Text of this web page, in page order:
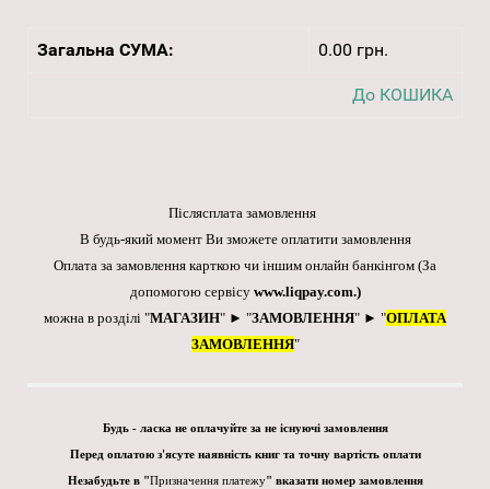
Загальна СУМА: 0.00 грн.
До КОШИКА
Післясплата замовлення
В будь-який момент Ви зможете оплатити замовлення
Оплата за замовлення карткою чи іншим онлайн банкінгом (За
допомогою сервісу www.liqpay.com.)
можна в розділі "МАГАЗИН" ► "ЗАМОВЛЕННЯ" ► "ОПЛАТА
ЗАМОВЛЕННЯ"
Будь - ласка не оплачуйте за не існуючі замовлення
Перед оплатою з'ясуте наявність книг та точну вартість оплати
Незабудьте в "Призначення платежу" вказати номер замовлення